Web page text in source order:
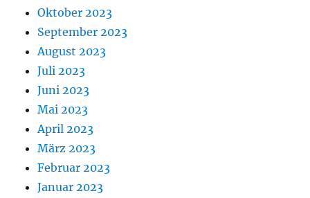
Oktober 2023
September 2023
August 2023
Juli 2023
Juni 2023
Mai 2023
April 2023
März 2023
Februar 2023
Januar 2023